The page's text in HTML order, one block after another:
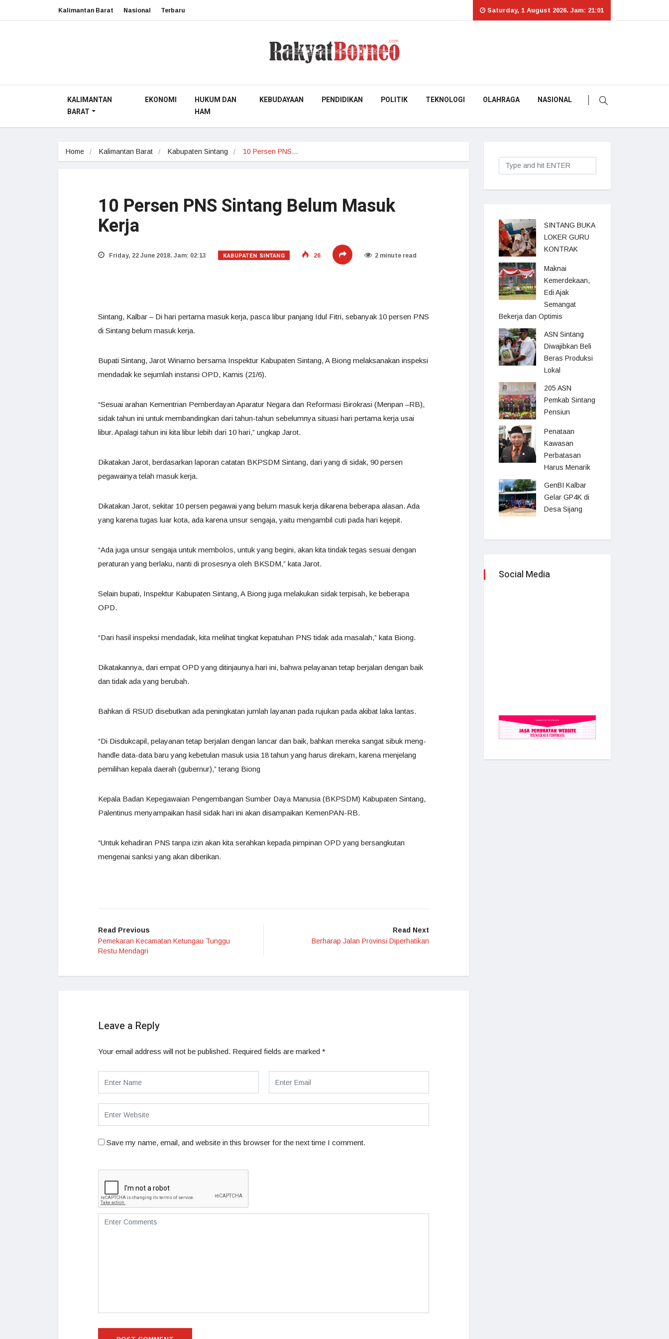
Kalimantan Barat Nasional Terbaru Saturday, 1 August 2026. Jam: 21:01
KALIMANTAN
BARAT
EKONOMI
HUKUM DAN
HAM
KEBUDAYAAN PENDIDIKAN POLITIK TEKNOLOGI OLAHRAGA NASIONAL
Home Kalimantan Barat Kabupaten Sintang 10 Persen PNS…
10 Persen PNS Sintang Belum Masuk
Kerja
Friday, 22 June 2018. Jam: 02:13 KABUPATEN SINTANG 26 2 minute read
Sintang, Kalbar – Di hari pertama masuk kerja, pasca libur panjang Idul Fitri, sebanyak 10 persen PNS
di Sintang belum masuk kerja.
Bupati Sintang, Jarot Winarno bersama Inspektur Kabupaten Sintang, A Biong melaksanakan inspeksi
mendadak ke sejumlah instansi OPD, Kamis (21/6).
“Sesuai arahan Kementrian Pemberdayan Aparatur Negara dan Reformasi Birokrasi (Menpan –RB),
sidak tahun ini untuk membandingkan dari tahun-tahun sebelumnya situasi hari pertama kerja usai
libur. Apalagi tahun ini kita libur lebih dari 10 hari,” ungkap Jarot.
Dikatakan Jarot, berdasarkan laporan catatan BKPSDM Sintang, dari yang di sidak, 90 persen
pegawainya telah masuk kerja.
Dikatakan Jarot, sekitar 10 persen pegawai yang belum masuk kerja dikarena beberapa alasan. Ada
yang karena tugas luar kota, ada karena unsur sengaja, yaitu mengambil cuti pada hari kejepit.
“Ada juga unsur sengaja untuk membolos, untuk yang begini, akan kita tindak tegas sesuai dengan
peraturan yang berlaku, nanti di prosesnya oleh BKSDM,” kata Jarot.
Selain bupati, Inspektur Kabupaten Sintang, A Biong juga melakukan sidak terpisah, ke beberapa
OPD.
“Dari hasil inspeksi mendadak, kita melihat tingkat kepatuhan PNS tidak ada masalah,” kata Biong.
Dikatakannya, dari empat OPD yang ditinjaunya hari ini, bahwa pelayanan tetap berjalan dengan baik
dan tidak ada yang berubah.
Bahkan di RSUD disebutkan ada peningkatan jumlah layanan pada rujukan pada akibat laka lantas.
“Di Disdukcapil, pelayanan tetap berjalan dengan lancar dan baik, bahkan mereka sangat sibuk meng-
handle data-data baru yang kebetulan masuk usia 18 tahun yang harus direkam, karena menjelang
pemilihan kepala daerah (gubernur),” terang Biong
Kepala Badan Kepegawaian Pengembangan Sumber Daya Manusia (BKPSDM) Kabupaten Sintang,
Palentinus menyampaikan hasil sidak hari ini akan disampaikan KemenPAN-RB.
“Untuk kehadiran PNS tanpa izin akan kita serahkan kepada pimpinan OPD yang bersangkutan
mengenai sanksi yang akan diberikan.
Read Previous
Pemekaran Kecamatan Ketungau Tunggu
Restu Mendagri
Read Next
Berharap Jalan Provinsi Diperhatikan
Leave a Reply
Your email address will not be published. Required fields are marked *
Save my name, email, and website in this browser for the next time I comment.
SINTANG BUKA
LOKER GURU
KONTRAK
Maknai
Kemerdekaan,
Edi Ajak
Semangat
Bekerja dan Optimis
ASN Sintang
Diwajibkan Beli
Beras Produksi
Lokal
205 ASN
Pemkab Sintang
Pensiun
Penataan
Kawasan
Perbatasan
Harus Menarik
GenBI Kalbar
Gelar GP4K di
Desa Sijang
Social Media